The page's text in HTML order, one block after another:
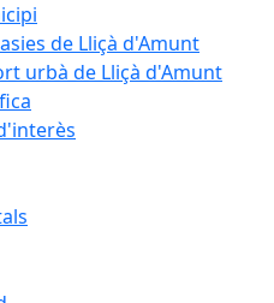
de Lliçà d'Amunt
urbà de Lliçà d'Amunt